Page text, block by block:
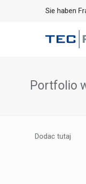
Sie haben
Portfolio
Dodac tutaj